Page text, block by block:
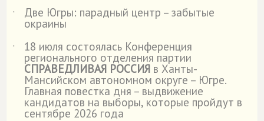
˙
Две Югры: парадный центр – забытые
окраины
˙
18 июля состоялась Конференция
регионального отделения партии
СПРАВЕДЛИВАЯ РОССИЯ в Ханты-
Мансийском автономном округе – Югре.
Главная повестка дня – выдвижение
кандидатов на выборы, которые пройдут в
сентябре 2026 года